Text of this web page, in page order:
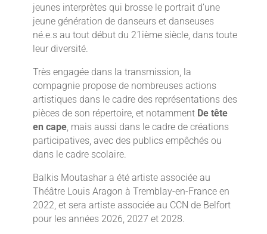
jeunes interprètes qui brosse le portrait d’une
jeune génération de danseurs et danseuses
né.e.s au tout début du 21ième siècle, dans toute
leur diversité.
Très engagée dans la transmission, la
compagnie propose de nombreuses actions
artistiques dans le cadre des représentations des
pièces de son répertoire, et notamment De tête
en cape, mais aussi dans le cadre de créations
participatives, avec des publics empêchés ou
dans le cadre scolaire.
Balkis Moutashar a été artiste associée au
Théâtre Louis Aragon à Tremblay-en-France en
2022, et sera artiste associée au CCN de Belfort
pour les années 2026, 2027 et 2028.